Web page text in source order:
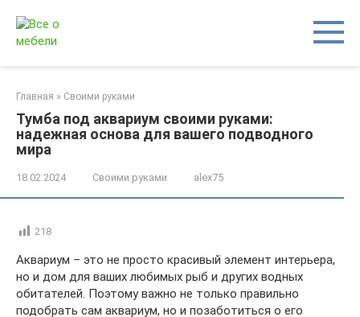
контенту
Главная » Своими руками
Тумба под аквариум своими руками:
надежная основа для вашего подводного
мира
18.02.2024 Своими руками alex75
218
Аквариум – это не просто красивый элемент интерьера,
но и дом для ваших любимых рыб и других водных
обитателей. Поэтому важно не только правильно
подобрать сам аквариум, но и позаботиться о его